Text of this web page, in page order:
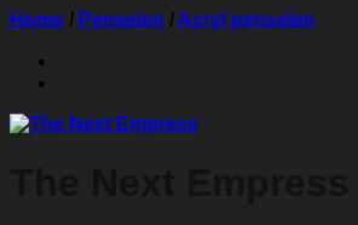
Home / Penselen / Acryl penselen